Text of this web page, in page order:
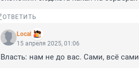
ОТВЕТИТЬ
Local
15 апреля 2025, 01:06
Власть: нам не до вас. Сами, всё